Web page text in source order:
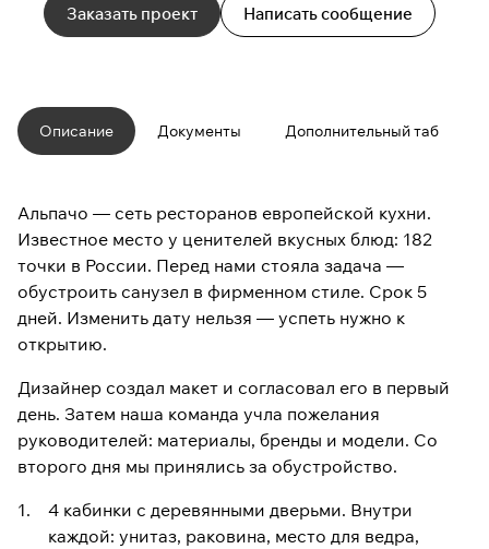
Заказать проект Написать сообщение
Описание Документы Дополнительный таб
Альпачо — сеть ресторанов европейской кухни.
Известное место у ценителей вкусных блюд: 182
точки в России. Перед нами стояла задача —
обустроить санузел в фирменном стиле. Срок 5
дней. Изменить дату нельзя — успеть нужно к
открытию.
Дизайнер создал макет и согласовал его в первый
день. Затем наша команда учла пожелания
руководителей: материалы, бренды и модели. Со
второго дня мы принялись за обустройство.
4 кабинки с деревянными дверьми. Внутри
каждой: унитаз, раковина, место для ведра,